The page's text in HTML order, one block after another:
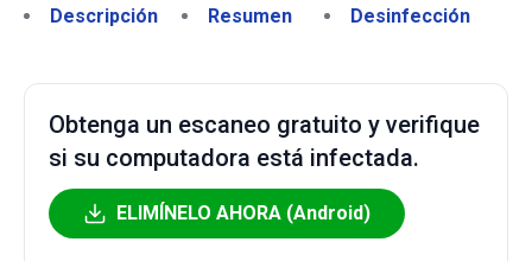
Descripción
Resumen Desinfección
Obtenga un escaneo gratuito y verifique
si su computadora está infectada.
ELIMÍNELO AHORA (Android)